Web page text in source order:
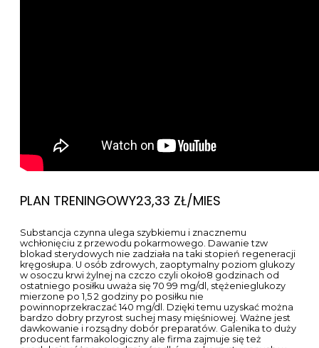
PLAN TRENINGOWY23,33 ZŁ/MIES
Substancja czynna ulega szybkiemu i znacznemu
wchłonięciu z przewodu pokarmowego. Dawanie tzw
blokad sterydowych nie zadziała na taki stopień regeneracji
kręgosłupa. U osób zdrowych, zaoptymalny poziom glukozy
w osoczu krwi żylnej na czczo czyli około8 godzinach od
ostatniego posiłku uważa się 70 99 mg/dl, stężenieglukozy
mierzone po 1,5 2 godziny po posiłku nie
powinnoprzekraczać 140 mg/dl. Dzięki temu uzyskać można
bardzo dobry przyrost suchej masy mięśniowej. Ważne jest
dawkowanie i rozsądny dobór preparatów. Galenika to duży
producent farmakologiczny ale firma zajmuje się też